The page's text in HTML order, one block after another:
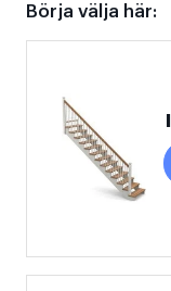
Börja välja här: